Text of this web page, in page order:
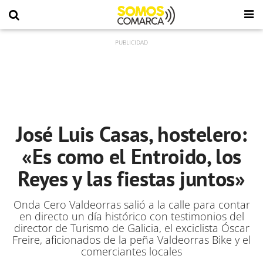
José Luis Casas, hostelero:
«Es como el Entroido, los
Reyes y las fiestas juntos»
Onda Cero Valdeorras salió a la calle para contar
en directo un día histórico con testimonios del
director de Turismo de Galicia, el exciclista Óscar
Freire, aficionados de la peña Valdeorras Bike y el
comerciantes locales